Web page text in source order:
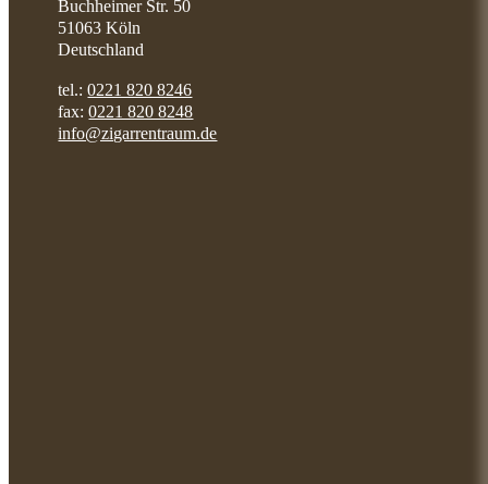
Buchheimer Str. 50
51063 Köln
Deutschland
tel.:0221 820 8246
fax:0221 820 8248
info@zigarrentraum.de